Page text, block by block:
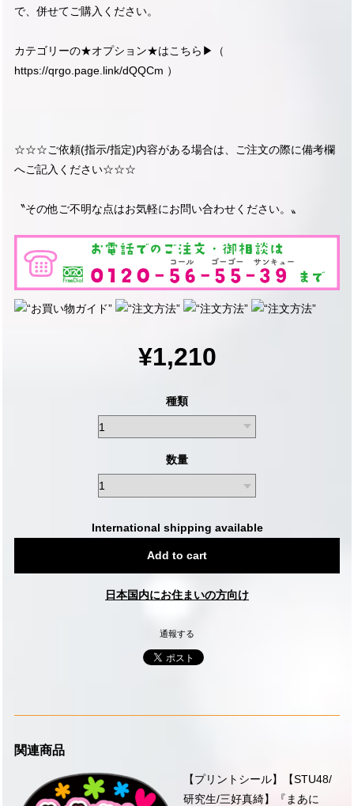
で、併せてご購入ください。
カテゴリーの★オプション★はこちら▶︎（
https://qrgo.page.link/dQQCm ）
☆☆☆ご依頼(指示/指定)内容がある場合は、ご注文の際に備考欄
へご記入ください☆☆☆
〝その他ご不明な点はお気軽にお問い合わせください。〟
¥1,210
種類
数量
International shipping available
Add to cart
日本国内にお住まいの方向け
通報する
関連商品
【プリントシール】【STU48/
研究生/三好真綺】『まあに